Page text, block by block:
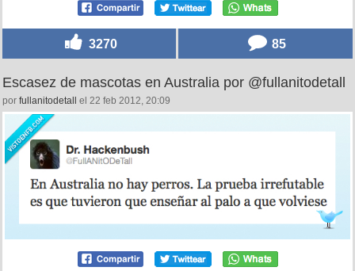
3270 85
Escasez de mascotas en Australia por @fullanitodetall
por fullanitodetall el 22 feb 2012, 20:09